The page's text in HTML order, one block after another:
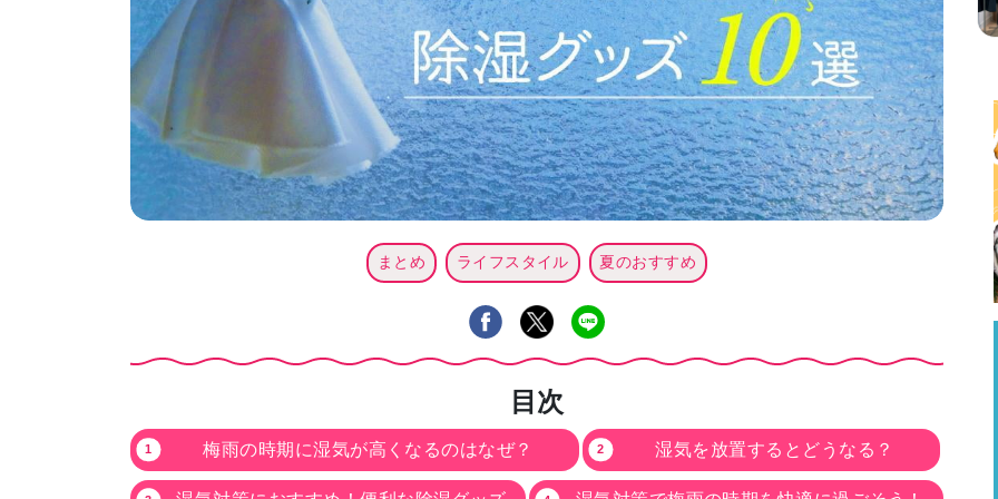
まとめ ライフスタイル 夏のおすすめ
目次
梅雨の時期に湿気が高くなるのはなぜ？ 湿気を放置するとどうなる？